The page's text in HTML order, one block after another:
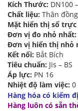
Kích Thước: DN100
Chất liệu: Thân đồng
Mặt hiển thị số trực
Đơn vị đo nhỏ nhất:
Đơn vị hiển thị nhỏ
Kết nối: Bắt Bích
Tiêu chuẩn: Jis – BS
Áp lực: PN 16
Nhiệt độ làm việc: 0
Hàng hóa có kiểm
Hàng luôn có sẵn